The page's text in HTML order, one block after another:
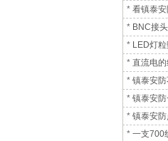
* 看镇泰
* BNC接
* LED灯
* 直流电
* 镇泰安
* 镇泰安
* 镇泰安
* 一支700